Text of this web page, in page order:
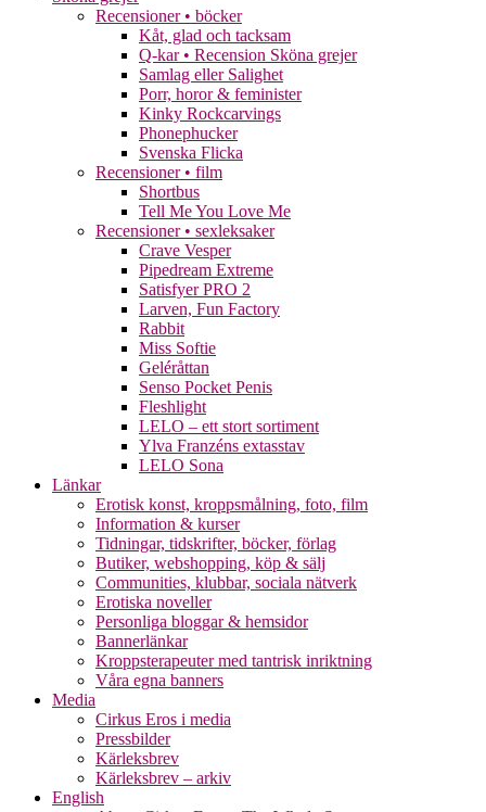
Recensioner • böcker
Kåt, glad och tacksam
Q-kar • Recension Sköna grejer
Samlag eller Salighet
Porr, horor & feminister
Kinky Rockcarvings
Phonephucker
Svenska Flicka
Recensioner • film
Shortbus
Tell Me You Love Me
Recensioner • sexleksaker
Crave Vesper
Pipedream Extreme
Satisfyer PRO 2
Larven, Fun Factory
Rabbit
Miss Softie
Geléråttan
Senso Pocket Penis
Fleshlight
LELO – ett stort sortiment
Ylva Franzéns extasstav
LELO Sona
Länkar
Erotisk konst, kroppsmålning, foto, film
Information & kurser
Tidningar, tidskrifter, böcker, förlag
Butiker, webshopping, köp & sälj
Communities, klubbar, sociala nätverk
Erotiska noveller
Personliga bloggar & hemsidor
Bannerlänkar
Kroppsterapeuter med tantrisk inriktning
Våra egna banners
Media
Cirkus Eros i media
Pressbilder
Kärleksbrev
Kärleksbrev – arkiv
English